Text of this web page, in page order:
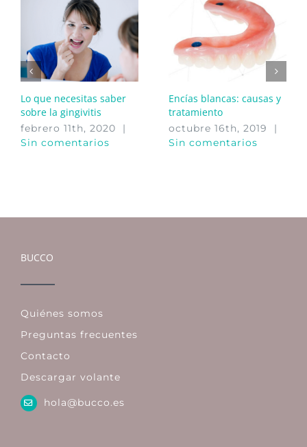
Lo que necesitas saber
sobre la gingivitis
febrero 11th, 2020
|
Sin comentarios
Encías blancas: causas y
tratamiento
octubre 16th, 2019
|
Sin comentarios
BUCCO
Quiénes somos
Preguntas frecuentes
Contacto
Descargar volante
hola@bucco.es